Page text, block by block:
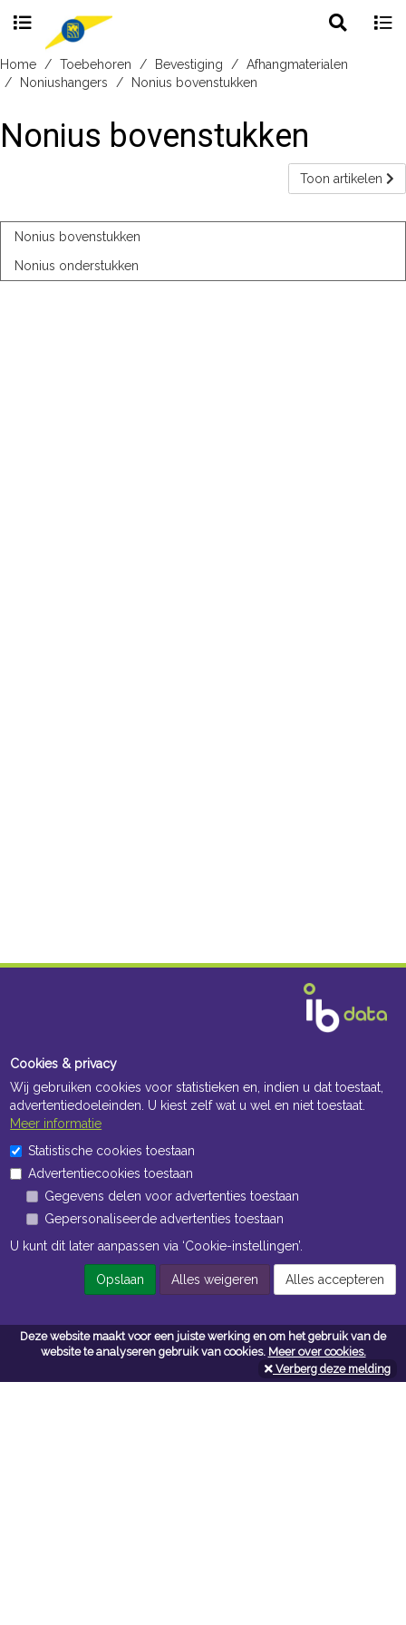
Deze website maakt voor een juiste werking en om het gebruik van de
website te analyseren gebruik van cookies. Meer over cookies.
Verberg deze melding
Skip
to
search
Home Toebehoren Bevestiging
Afhangmaterialen
Noniushangers
Nonius bovenstukken
Nonius bovenstukken
Toon artikelen
Nonius bovenstukken
Nonius onderstukken
Openingstijden Kantoor
ma t/m vr 8:30 uur tot 17:00 uur
Openingstijden Magazijn
ma t/m vr 7:00 uur tot 16:30 uur
Navigatie
Cookies & privacy
Wij gebruiken cookies voor statistieken en, indien u dat toestaat,
advertentiedoeleinden. U kiest zelf wat u wel en niet toestaat.
Meer informatie
Statistische cookies toestaan
Advertentiecookies toestaan
Gegevens delen voor advertenties toestaan
Gepersonaliseerde advertenties toestaan
U kunt dit later aanpassen via ‘Cookie-instellingen’.
Opslaan Alles weigeren Alles accepteren